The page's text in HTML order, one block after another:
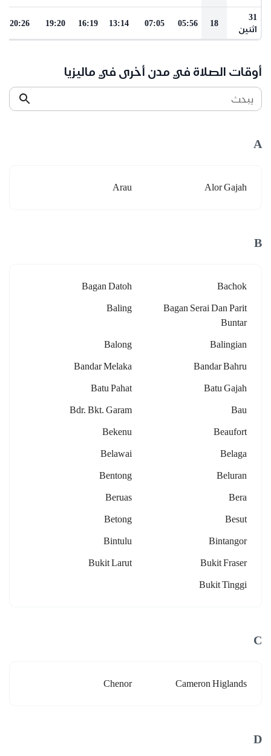
31
اثنين
18
05:56
07:05
13:14
16:19
19:20
20:26
أوقات الصلاة في مدن أخرى في ماليزيا
يبحث
A
Alor Gajah
Arau
B
Bachok
Bagan Datoh
Bagan Serai Dan Parit
Buntar
Baling
Balingian
Balong
Bandar Bahru
Bandar Melaka
Batu Gajah
Batu Pahat
Bau
Bdr. Bkt. Garam
Beaufort
Bekenu
Belaga
Belawai
Beluran
Bentong
Bera
Beruas
Besut
Betong
Bintangor
Bintulu
Bukit Fraser
Bukit Larut
Bukit Tinggi
C
Cameron Higlands
Chenor
D